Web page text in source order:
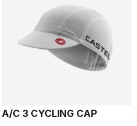
A/C 3 CYCLING CAP